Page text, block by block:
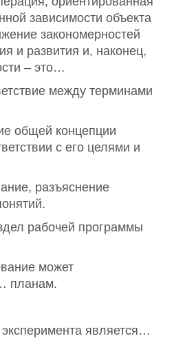
зависимости объекта
закономерностей
и развития и, наконец,
– это…
между терминами
общей концепции
с его целями и
разъяснение
рабочей программы
может
планам.
является…